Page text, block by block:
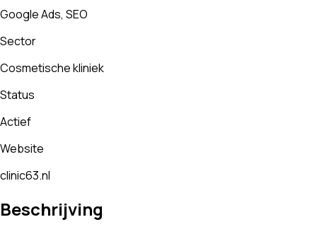
Google Ads, SEO
Sector
Cosmetische kliniek
Status
Actief
Website
clinic63.nl
Beschrijving